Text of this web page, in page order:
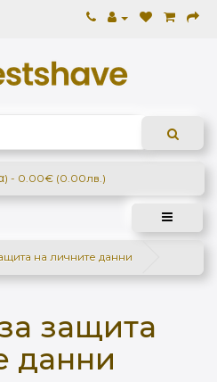
- 0.00€ (0.00лв.)
на личните данни
защита
данни